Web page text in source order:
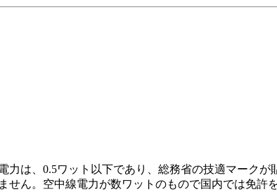
は、0.5ワット以下であり、総務省の技適マークが
ん。空中線電力が数ワットのもので国内では免